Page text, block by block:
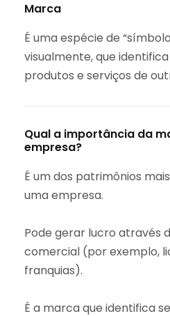
Marca
É uma espécie de
visualmente, que
produtos e serviços de
Qual a importância da
empresa?⁣
É um dos patrimônios
uma empresa.⁣
Pode gerar lucro através
comercial (por exemplo,
franquias).⁣
É a marca que identifica